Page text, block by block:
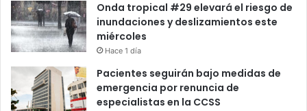
Onda tropical #29 elevará el riesgo de
inundaciones y deslizamientos este
miércoles
Hace 1 día
Pacientes seguirán bajo medidas de
emergencia por renuncia de
especialistas en la CCSS